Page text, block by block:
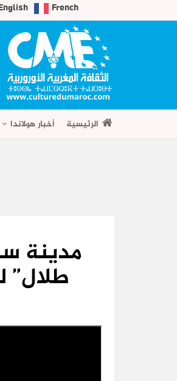
French
الرئيسية أخبار هولاندا
مدينة
طلال”